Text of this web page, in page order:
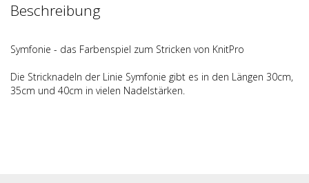
Beschreibung
Symfonie - das Farbenspiel zum Stricken von KnitPro
Die Stricknadeln der Linie Symfonie gibt es in den Längen 30cm,
35cm und 40cm in vielen Nadelstärken.